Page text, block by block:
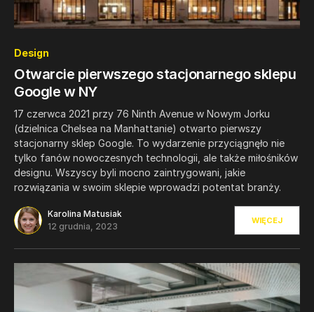
Design
Otwarcie pierwszego stacjonarnego sklepu
Google w NY
17 czerwca 2021 przy 76 Ninth Avenue w Nowym Jorku
(dzielnica Chelsea na Manhattanie) otwarto pierwszy
stacjonarny sklep Google. To wydarzenie przyciągnęło nie
tylko fanów nowoczesnych technologii, ale także miłośników
designu. Wszyscy byli mocno zaintrygowani, jakie
rozwiązania w swoim sklepie wprowadzi potentat branży.
Karolina Matusiak
12 grudnia, 2023
WIĘCEJ